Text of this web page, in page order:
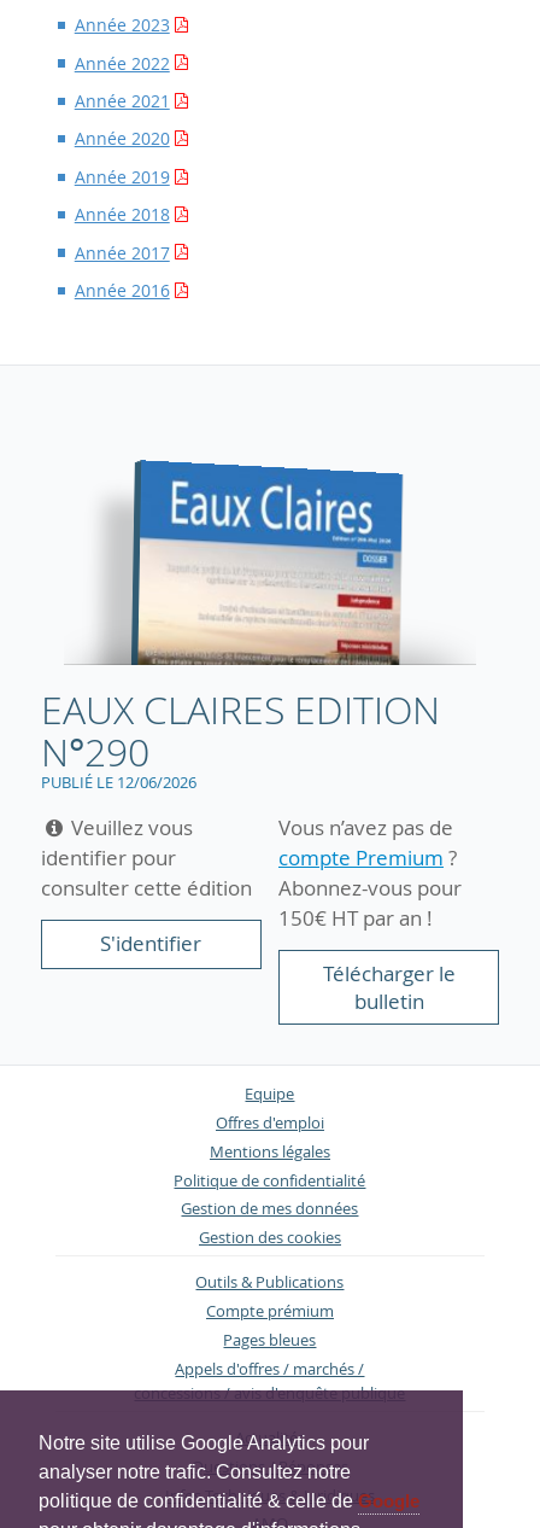
Notre site utilise Google Analytics pour
analyser notre trafic. Consultez notre
politique de confidentialité & celle de Google
Année 2023
Année 2022
Année 2021
Année 2020
Année 2019
Année 2018
Année 2017
Année 2016
EAUX CLAIRES EDITION
N°290
PUBLIÉ LE 12/06/2026
Veuillez vous
identifier pour
consulter cette édition
S'identifier
Vous n’avez pas de
compte Premium ?
Abonnez-vous pour
150€ HT par an !
Télécharger le
bulletin
Equipe
Offres d'emploi
Mentions légales
Politique de confidentialité
Gestion de mes données
Gestion des cookies
Outils & Publications
Compte prémium
Pages bleues
Appels d'offres / marchés /
concessions / avis d'enquête publique
Actualités
Questions / Réponses
Infos Techniques & Juridiques